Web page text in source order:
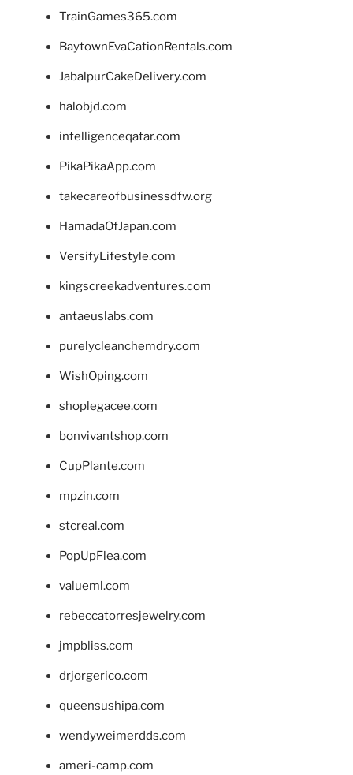
TrainGames365.com
BaytownEvaCationRentals.com
JabalpurCakeDelivery.com
halobjd.com
intelligenceqatar.com
PikaPikaApp.com
takecareofbusinessdfw.org
HamadaOfJapan.com
VersifyLifestyle.com
kingscreekadventures.com
antaeuslabs.com
purelycleanchemdry.com
WishOping.com
shoplegacee.com
bonvivantshop.com
CupPlante.com
mpzin.com
stcreal.com
PopUpFlea.com
valueml.com
rebeccatorresjewelry.com
jmpbliss.com
drjorgerico.com
queensushipa.com
wendyweimerdds.com
ameri-camp.com